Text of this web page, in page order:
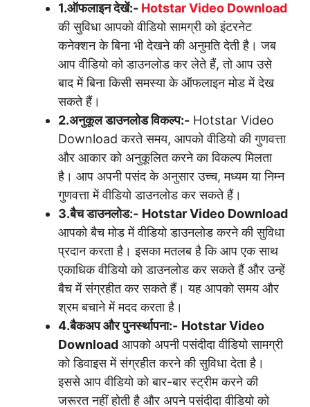
1.ऑफलाइन देखें:- Hotstar Video Download
की सुविधा आपको वीडियो सामग्री को इंटरनेट
कनेक्शन के बिना भी देखने की अनुमति देती है। जब
आप वीडियो को डाउनलोड कर लेते हैं, तो आप उसे
बाद में बिना किसी समस्या के ऑफलाइन मोड में देख
सकते हैं।
2.अनुकूल डाउनलोड विकल्प:- Hotstar Video
Download करते समय, आपको वीडियो की गुणवत्ता
और आकार को अनुकूलित करने का विकल्प मिलता
है। आप अपनी पसंद के अनुसार उच्च, मध्यम या निम्न
गुणवत्ता में वीडियो डाउनलोड कर सकते हैं।
3.बैच डाउनलोड:- Hotstar Video Download
आपको बैच मोड में वीडियो डाउनलोड करने की सुविधा
प्रदान करता है। इसका मतलब है कि आप एक साथ
एकाधिक वीडियो को डाउनलोड कर सकते हैं और उन्हें
बैच में संग्रहीत कर सकते हैं। यह आपको समय और
श्रम बचाने में मदद करता है।
4.बैकअप और पुनर्स्थापना:- Hotstar Video
Download आपको अपनी पसंदीदा वीडियो सामग्री
को डिवाइस में संग्रहीत करने की सुविधा देता है।
इससे आप वीडियो को बार-बार स्ट्रीम करने की
जरूरत नहीं होती है और अपने पसंदीदा वीडियो को